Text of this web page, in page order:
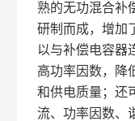
熟的无功混合补
研制而成，增加
以与补偿电容器
高功率因数，降
和供电质量；还
流、功率因数、